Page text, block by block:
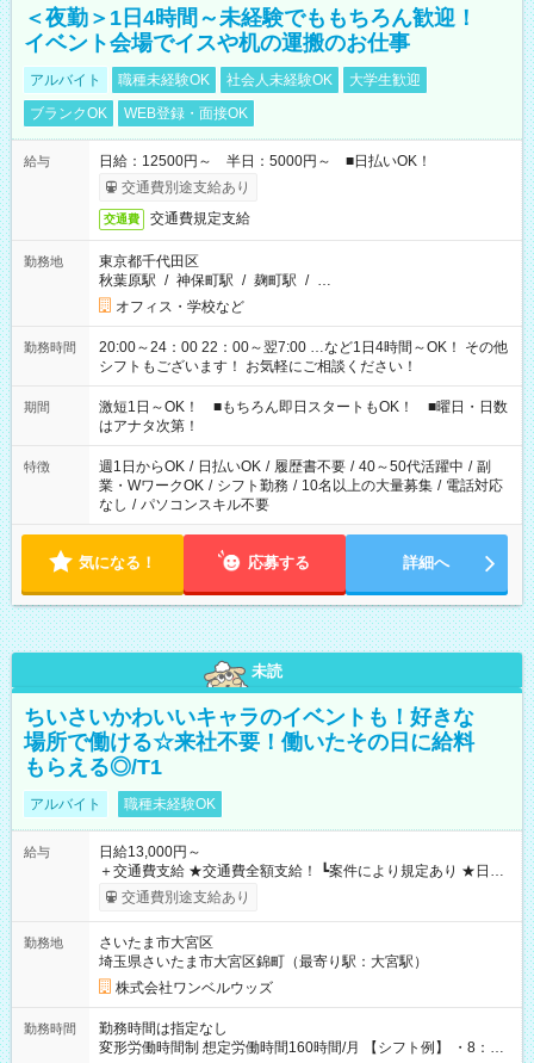
＜夜勤＞1日4時間～未経験でももちろん歓迎！
イベント会場でイスや机の運搬のお仕事
アルバイト 職種未経験OK 社会人未経験OK
大学生歓迎
ブランクOK
WEB登録・面接OK
給与
日給：12500円～ 半日：5000円～ ■日払いOK！
交通費別途支給あり
交通費 交通費規定支給
勤務地
東京都千代田区
秋葉原駅 / 神保町駅 / 麹町駅 / …
オフィス・学校など
勤務時間
20:00～24：00 22：00～翌7:00 …など1日4時間～OK！ その他
シフトもございます！ お気軽にご相談ください！
期間
激短1日～OK！ ■もちろん即日スタートもOK！ ■曜日・日数
はアナタ次第！
特徴 週1日からOK / 日払いOK / 履歴書不要 / 40～50代活躍中 / 副
業・WワークOK / シフト勤務 / 10名以上の大量募集 / 電話対応
なし / パソコンスキル不要
気になる！ 応募する 詳細へ
未読
ちいさいかわいいキャラのイベントも！好きな
場所で働ける☆来社不要！働いたその日に給料
もらえる◎/T1
アルバイト 職種未経験OK
給与
日給13,000円～
＋交通費支給 ★交通費全額支給！ ┗案件により規定あり ★日払
いOK！（規定あり） ┗働いたその日に現金GET♪ お仕事後はコ
ンビニATMから 日払い分を引き落とせます！ 【試用期間】試
交通費別途支給あり
勤務地
さいたま市大宮区
埼玉県さいたま市大宮区錦町（最寄り駅：大宮駅）
株式会社ワンベルウッズ
勤務時間
勤務時間は指定なし
変形労働時間制 想定労働時間160時間/月 【シフト例】 ・8：00